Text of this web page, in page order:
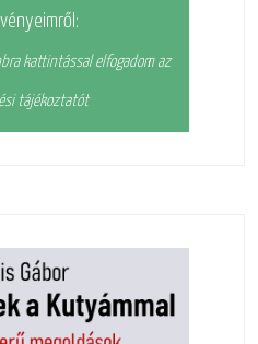
kattintással elfogadom az
tájékoztatót